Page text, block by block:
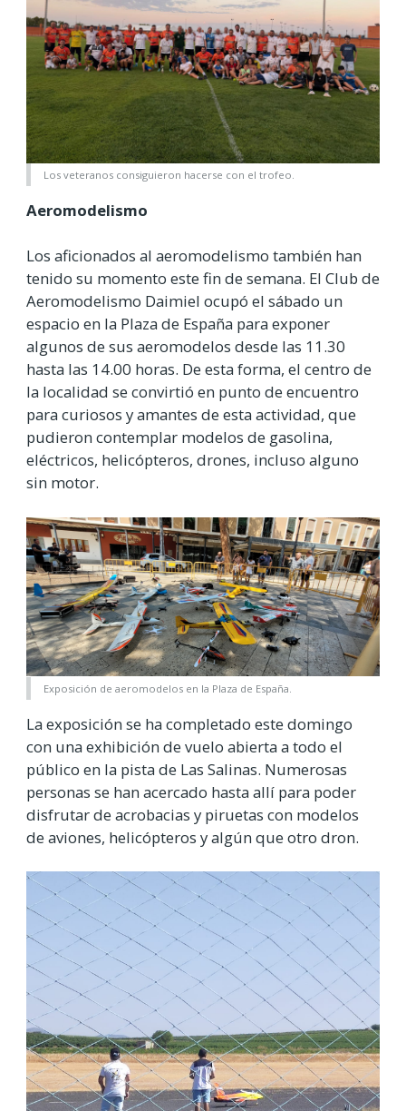
Los veteranos consiguieron hacerse con el trofeo.
Aeromodelismo
Los aficionados al aeromodelismo también han
tenido su momento este fin de semana. El Club de
Aeromodelismo Daimiel ocupó el sábado un
espacio en la Plaza de España para exponer
algunos de sus aeromodelos desde las 11.30
hasta las 14.00 horas. De esta forma, el centro de
la localidad se convirtió en punto de encuentro
para curiosos y amantes de esta actividad, que
pudieron contemplar modelos de gasolina,
eléctricos, helicópteros, drones, incluso alguno
sin motor.
Exposición de aeromodelos en la Plaza de España.
La exposición se ha completado este domingo
con una exhibición de vuelo abierta a todo el
público en la pista de Las Salinas. Numerosas
personas se han acercado hasta allí para poder
disfrutar de acrobacias y piruetas con modelos
de aviones, helicópteros y algún que otro dron.